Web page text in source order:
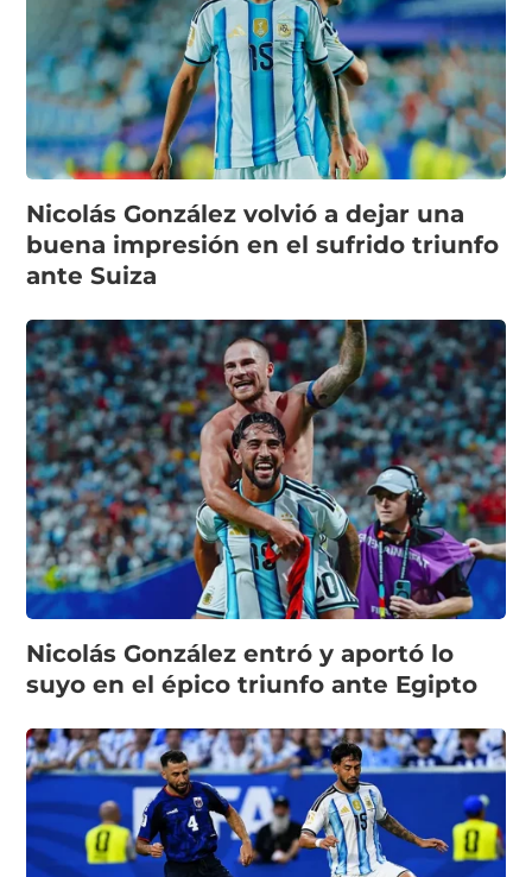
Nicolás González volvió a dejar una
buena impresión en el sufrido triunfo
ante Suiza
Nicolás González entró y aportó lo
suyo en el épico triunfo ante Egipto